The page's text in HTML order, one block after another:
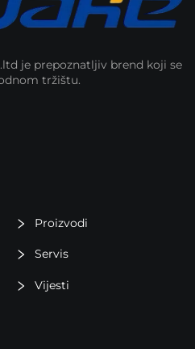
je prepoznatljiv brend koji se
tržištu.
Proizvodi
Servis
Vijesti